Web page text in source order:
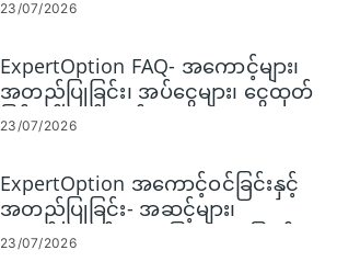
23/07/2026
ExpertOption FAQ- အကောင့်များ၊
အတည်ပြုခြင်း၊ အပ်ငွေများ၊ ငွေထုတ်
ခြင်းနှင့် ကုန်သွယ်မှု
23/07/2026
ExpertOption အကောင့်ဝင်ခြင်းနှင့်
အတည်ပြုခြင်း- အဆင့်များ၊
စာရွက်စာတမ်းများ၊ ပြဿနာဖြေရှင်း
ခြင်း။
23/07/2026